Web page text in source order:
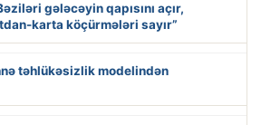
gələcəyin qapısını açır,
karta köçürmələri sayır”
təhlükəsizlik modelindən